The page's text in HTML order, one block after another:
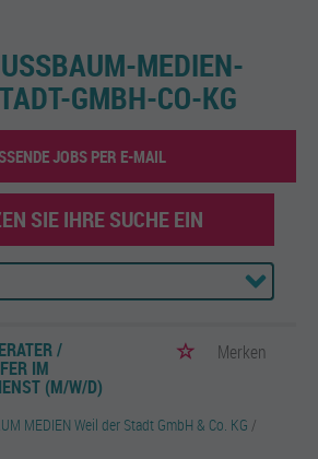
MEDIEN-
GMBH-CO-KG
JOBS PER E-MAIL
SIE IHRE SUCHE EIN
/
IM
(M/W/D)
Merken
MEDIEN Weil der Stadt GmbH & Co. KG /